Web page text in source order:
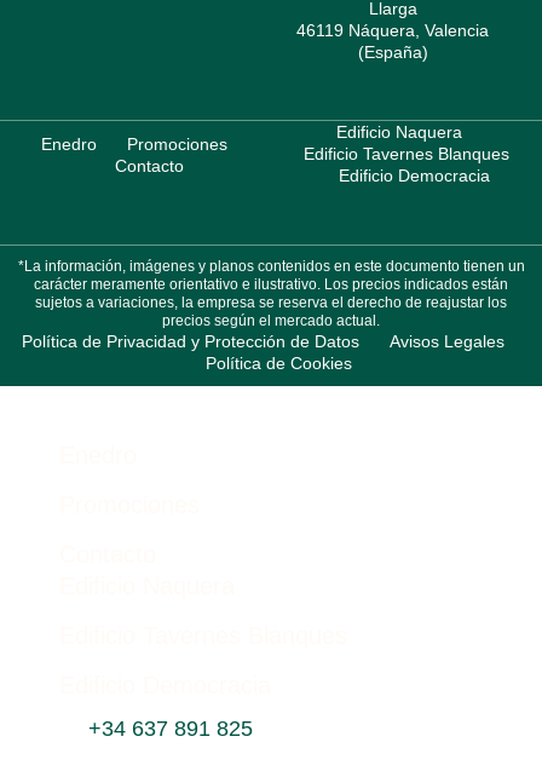
Llarga
46119 Náquera, Valencia
(España)
Enedro
Promociones
Contacto
Edificio Naquera
Edificio Tavernes Blanques
Edificio Democracia
*La información, imágenes y planos contenidos en este documento tienen un
carácter meramente orientativo e ilustrativo. Los precios indicados están
sujetos a variaciones, la empresa se reserva el derecho de reajustar los
precios según el mercado actual.
Política de Privacidad y Protección de Datos
Avisos Legales
Política de Cookies
+34 637 891 825